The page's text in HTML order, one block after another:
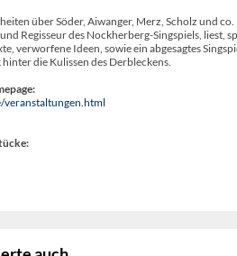
über Söder, Aiwanger, Merz, Scholz und co.
Regisseur des Nockherberg-Singspiels, liest,
verworfene Ideen, sowie ein abgesagtes
die Kulissen des Derbleckens.